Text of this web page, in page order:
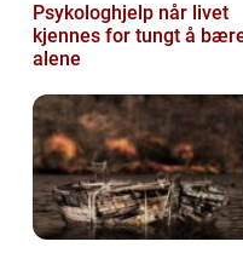
Psykologhjelp når livet
kjennes for tungt å
alene